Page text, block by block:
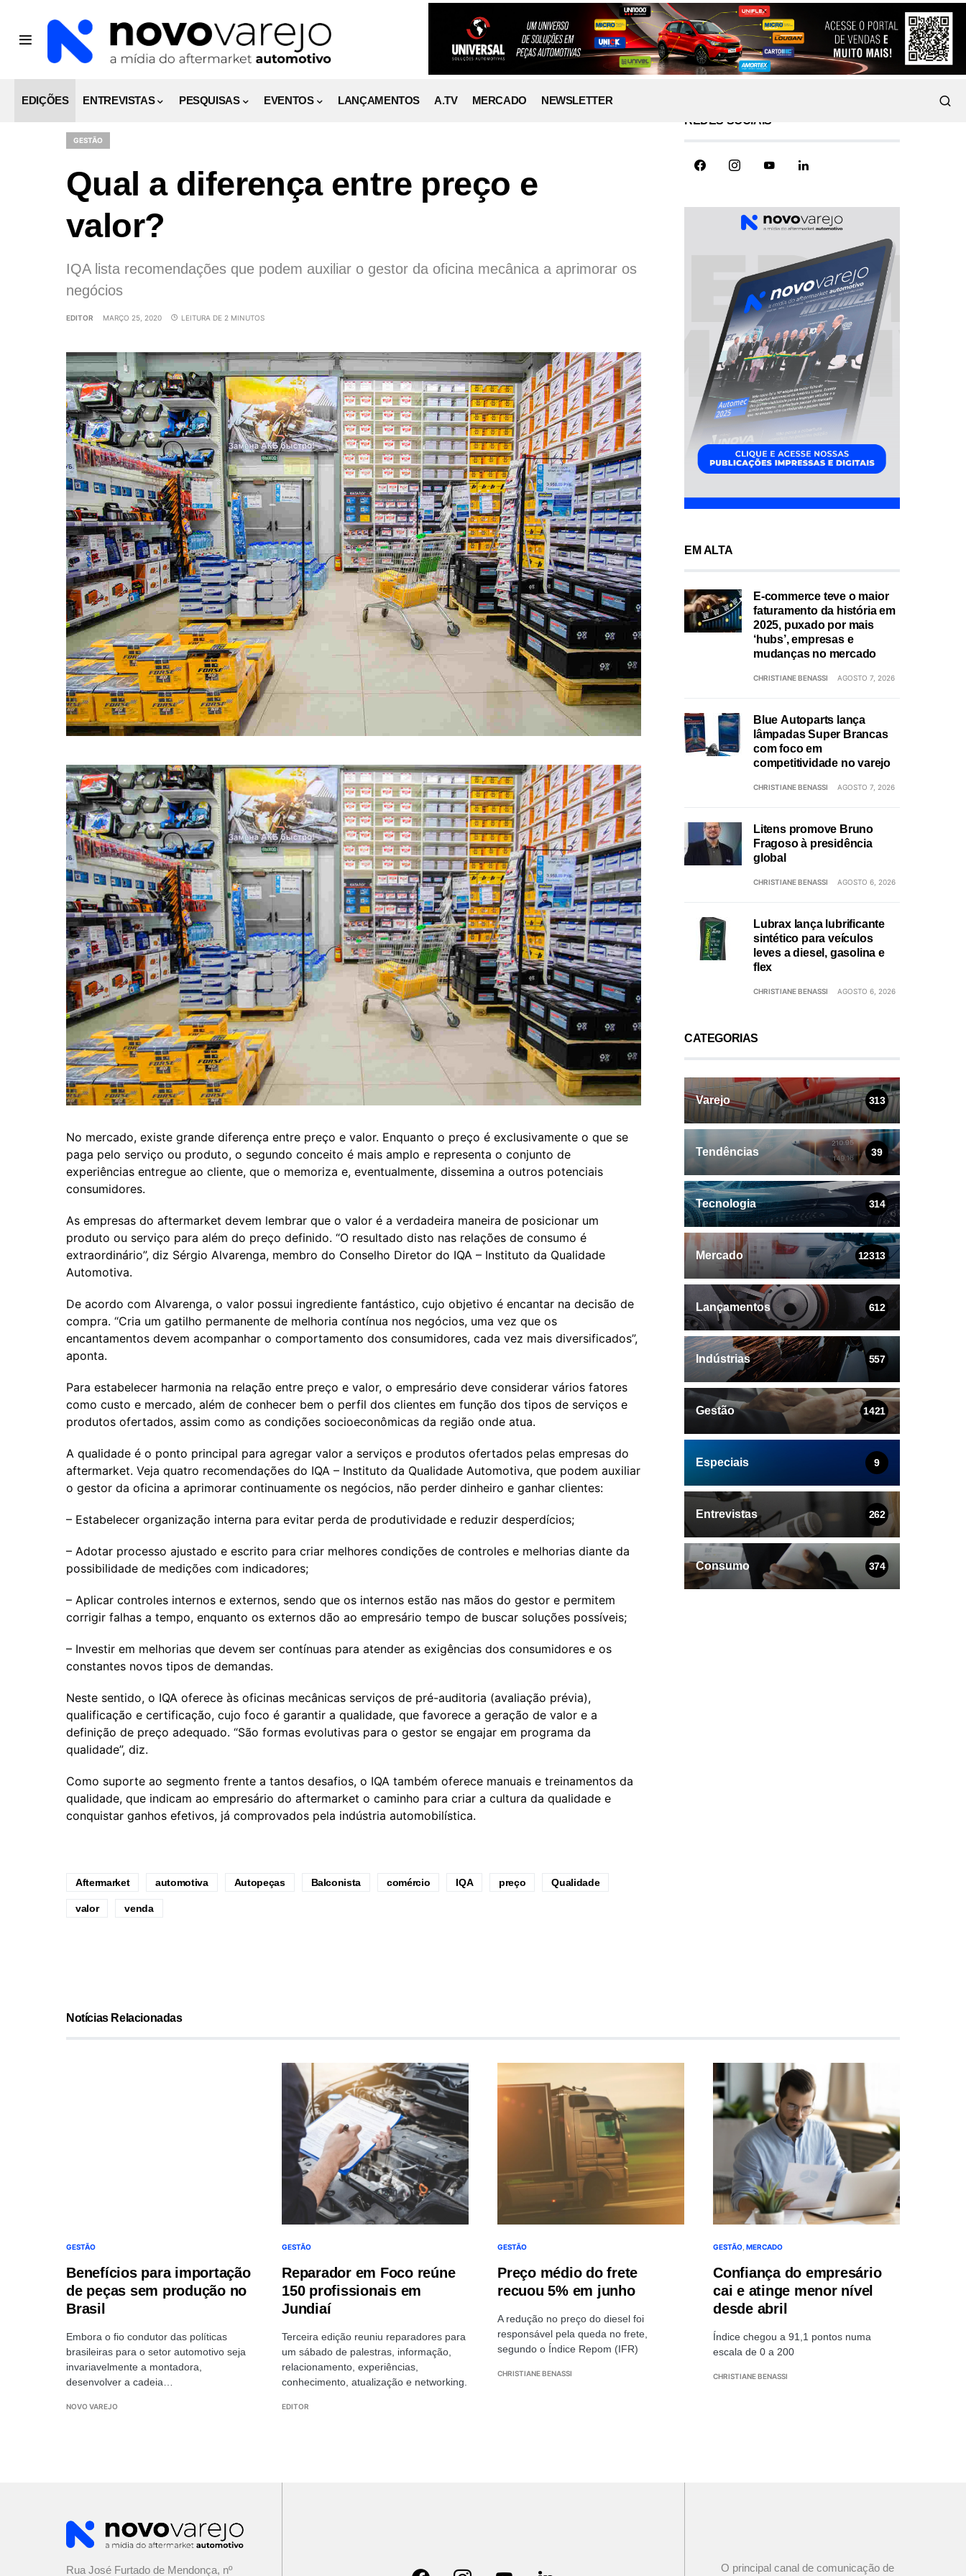
EDIÇÕES ENTREVISTAS PESQUISAS EVENTOS LANÇAMENTOS A.TV MERCADO NEWSLETTER
GESTÃO
Qual a diferença entre preço e
valor?
IQA lista recomendações que podem auxiliar o gestor da oficina mecânica a aprimorar os
negócios
EDITOR MARÇO 25, 2020 LEITURA DE 2 MINUTOS
No mercado, existe grande diferença entre preço e valor. Enquanto o preço é exclusivamente o que se
paga pelo serviço ou produto, o segundo conceito é mais amplo e representa o conjunto de
experiências entregue ao cliente, que o memoriza e, eventualmente, dissemina a outros potenciais
consumidores.
As empresas do aftermarket devem lembrar que o valor é a verdadeira maneira de posicionar um
produto ou serviço para além do preço definido. “O resultado disto nas relações de consumo é
extraordinário”, diz Sérgio Alvarenga, membro do Conselho Diretor do IQA – Instituto da Qualidade
Automotiva.
De acordo com Alvarenga, o valor possui ingrediente fantástico, cujo objetivo é encantar na decisão de
compra. “Cria um gatilho permanente de melhoria contínua nos negócios, uma vez que os
encantamentos devem acompanhar o comportamento dos consumidores, cada vez mais diversificados”,
aponta.
Para estabelecer harmonia na relação entre preço e valor, o empresário deve considerar vários fatores
como custo e mercado, além de conhecer bem o perfil dos clientes em função dos tipos de serviços e
produtos ofertados, assim como as condições socioeconômicas da região onde atua.
A qualidade é o ponto principal para agregar valor a serviços e produtos ofertados pelas empresas do
aftermarket. Veja quatro recomendações do IQA – Instituto da Qualidade Automotiva, que podem auxiliar
o gestor da oficina a aprimorar continuamente os negócios, não perder dinheiro e ganhar clientes:
– Estabelecer organização interna para evitar perda de produtividade e reduzir desperdícios;
– Adotar processo ajustado e escrito para criar melhores condições de controles e melhorias diante da
possibilidade de medições com indicadores;
– Aplicar controles internos e externos, sendo que os internos estão nas mãos do gestor e permitem
corrigir falhas a tempo, enquanto os externos dão ao empresário tempo de buscar soluções possíveis;
– Investir em melhorias que devem ser contínuas para atender as exigências dos consumidores e os
constantes novos tipos de demandas.
Neste sentido, o IQA oferece às oficinas mecânicas serviços de pré-auditoria (avaliação prévia),
qualificação e certificação, cujo foco é garantir a qualidade, que favorece a geração de valor e a
definição de preço adequado. “São formas evolutivas para o gestor se engajar em programa da
qualidade”, diz.
Como suporte ao segmento frente a tantos desafios, o IQA também oferece manuais e treinamentos da
qualidade, que indicam ao empresário do aftermarket o caminho para criar a cultura da qualidade e
conquistar ganhos efetivos, já comprovados pela indústria automobilística.
Aftermarket automotiva Autopeças Balconista comércio IQA preço Qualidade
valor venda
REDES SOCIAIS
EM ALTA
E-commerce teve o maior
faturamento da história em
2025, puxado por mais
‘hubs’, empresas e
mudanças no mercado
CHRISTIANE BENASSI AGOSTO 7, 2026
Blue Autoparts lança
lâmpadas Super Brancas
com foco em
competitividade no varejo
CHRISTIANE BENASSI AGOSTO 7, 2026
Litens promove Bruno
Fragoso à presidência
global
CHRISTIANE BENASSI AGOSTO 6, 2026
Lubrax lança lubrificante
sintético para veículos
leves a diesel, gasolina e
flex
CHRISTIANE BENASSI AGOSTO 6, 2026
CATEGORIAS
Varejo 313
Tendências 39
Tecnologia 314
Mercado 12313
Lançamentos 612
Indústrias 557
Gestão 1421
Especiais 9
Entrevistas 262
Consumo 374
Notícias Relacionadas
GESTÃO
Benefícios para importação
de peças sem produção no
Brasil
Embora o fio condutor das políticas
brasileiras para o setor automotivo seja
invariavelmente a montadora,
desenvolver a cadeia…
NOVO VAREJO
GESTÃO
Reparador em Foco reúne
150 profissionais em
Jundiaí
Terceira edição reuniu reparadores para
um sábado de palestras, informação,
relacionamento, experiências,
conhecimento, atualização e networking.
EDITOR
GESTÃO
Preço médio do frete
recuou 5% em junho
A redução no preço do diesel foi
responsável pela queda no frete,
segundo o Índice Repom (IFR)
CHRISTIANE BENASSI
GESTÃO MERCADO
Confiança do empresário
cai e atinge menor nível
desde abril
Índice chegou a 91,1 pontos numa
escala de 0 a 200
CHRISTIANE BENASSI
Rua José Furtado de Mendonça, nº O principal canal de comunicação de